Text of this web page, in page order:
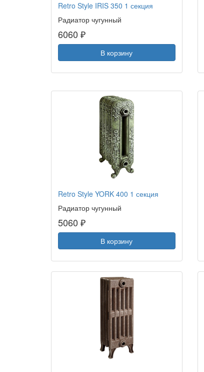
Retro Style IRIS 350 1 секция
Радиатор чугунный
6060 ₽
В корзину
Retro Style YORK 400 1 секция
Радиатор чугунный
5060 ₽
В корзину